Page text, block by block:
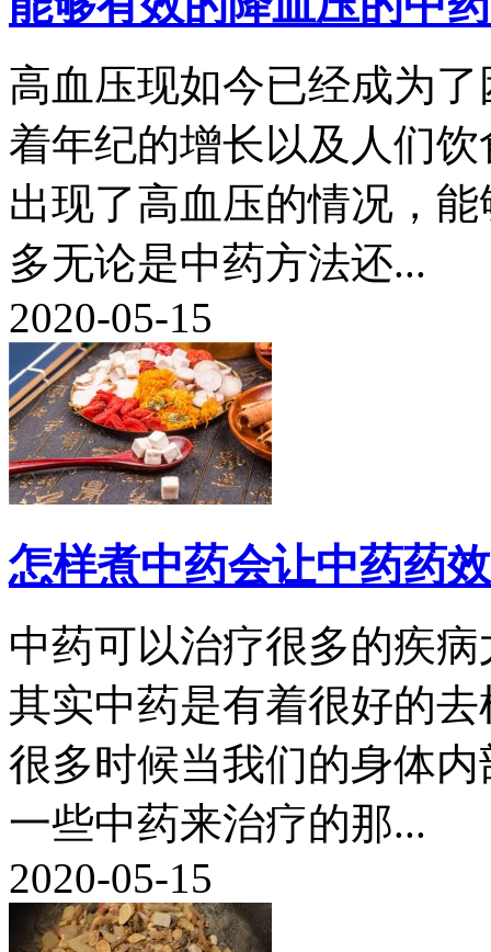
高血压现如今已经成为
着年纪的增长以及人们
出现了高血压的情况，
多无论是中药方法还...
2020-05-15
怎样煮中药会让中药药
中药可以治疗很多的疾
其实中药是有着很好的
很多时候当我们的身体
一些中药来治疗的那...
2020-05-15